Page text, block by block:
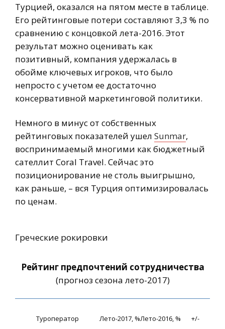
Турцией, оказался на пятом месте в таблице.
Его рейтинговые потери составляют 3,3 % по
сравнению с концовкой лета-2016. Этот
результат можно оценивать как
позитивный, компания удержалась в
обойме ключевых игроков, что было
непросто с учетом ее достаточно
консервативной маркетинговой политики.
Немного в минус от собственных
рейтинговых показателей ушел Sunmar,
воспринимаемый многими как бюджетный
сателлит Coral Travel. Сейчас это
позиционирование не столь выигрышно,
как раньше, – вся Турция оптимизировалась
по ценам.
Греческие рокировки
Рейтинг предпочтений сотрудничества
(прогноз сезона лето-2017)
Туроператор Лето-2017, %Лето-2016, % +/-